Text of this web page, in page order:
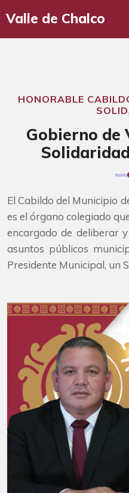
HONORABLE
Gobierno de
Solidaridad
El Cabildo del Municipio
es el órgano colegiado
encargado de deliberar
asuntos públicos
Presidente Municipal, un